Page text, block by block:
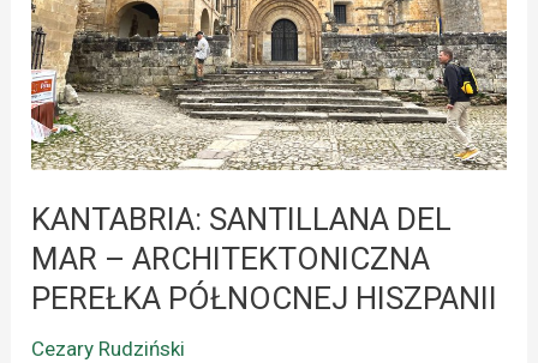
KANTABRIA: SANTILLANA DEL
MAR – ARCHITEKTONICZNA
PEREŁKA PÓŁNOCNEJ HISZPANII
Cezary Rudziński
–
ARCHITEKTONICZNA
PEREŁKA
PÓŁNOCNEJ
HISZPANII